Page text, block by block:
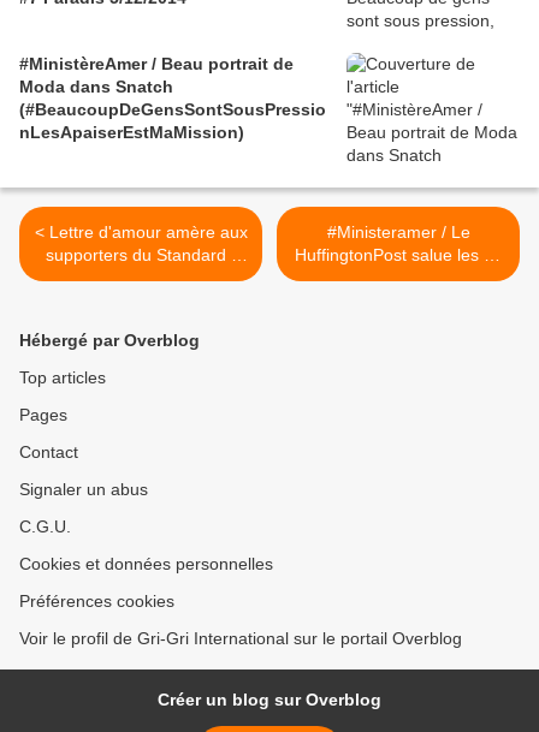
#MinistèreAmer / Beau portrait de
Moda dans Snatch
(#BeaucoupDeGensSontSousPressio
nLesApaiserEstMaMission)
< Lettre d'amour amère aux
supporters du Standard /
Vidéo
#Ministeramer / Le
HuffingtonPost salue les 20
ans du 95200... >
Hébergé par Overblog
Top articles
Pages
Contact
Signaler un abus
C.G.U.
Cookies et données personnelles
Préférences cookies
Voir le profil de Gri-Gri International sur le portail Overblog
Créer un blog sur Overblog